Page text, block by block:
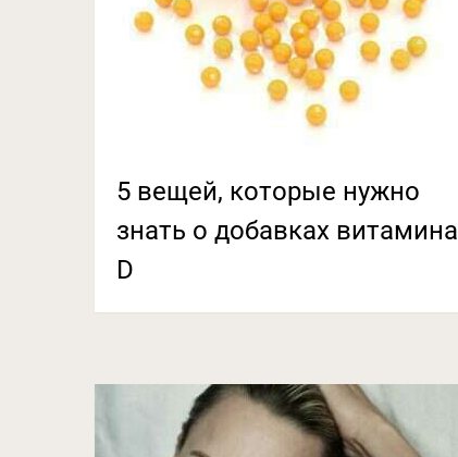
5 вещей, которые нужно
знать о добавках витамина
D